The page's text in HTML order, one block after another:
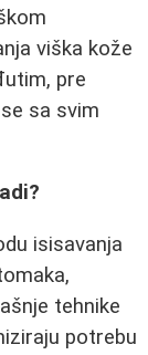
viška kože
pre
sa svim
isisavanja
tehnike
potrebu